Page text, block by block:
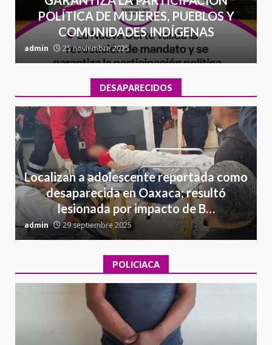
POLÍTICA DE MUJERES, PUEBLOS Y
COMUNIDADES INDÍGENAS
admin 25 noviembre 2025
DESAPARECIDOS
Localizan a adolescente reportada como
desaparecida en Oaxaca; resultó
lesionada por impacto de B…
admin 29 septiembre 2025
POLICIACA